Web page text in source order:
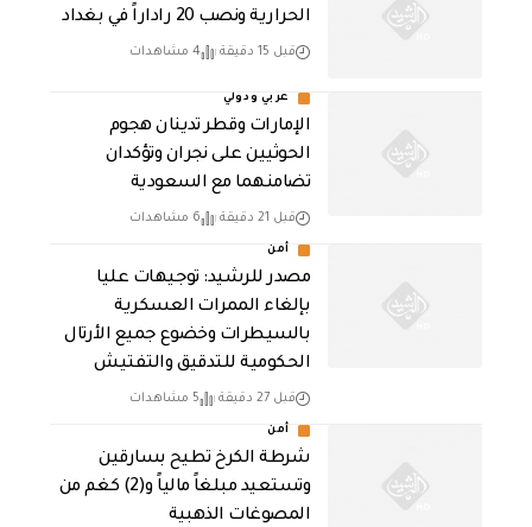
الحرارية ونصب 20 راداراً في بغداد
قبل 15 دقيقة 4 مشاهدات
عربي ودولي
الإمارات وقطر تدينان هجوم
الحوثيين على نجران وتؤكدان
تضامنهما مع السعودية
قبل 21 دقيقة 6 مشاهدات
أمن
مصدر للرشيد: توجيهات عليا
بإلغاء الممرات العسكرية
بالسيطرات وخضوع جميع الأرتال
الحكومية للتدقيق والتفتيش
قبل 27 دقيقة 5 مشاهدات
أمن
شرطة الكرخ تطيح بسارقين
وتستعيد مبلغاً مالياً و(2) كغم من
المصوغات الذهبية